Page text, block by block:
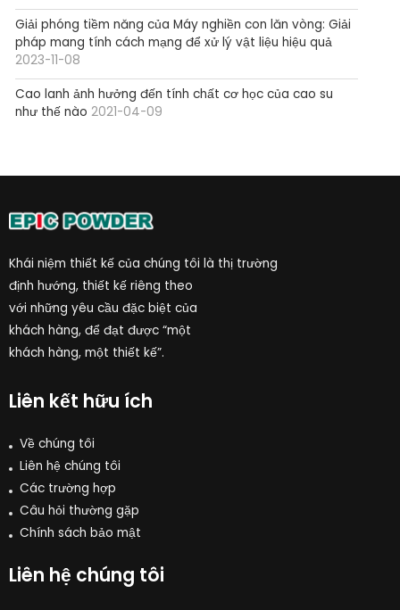
Giải phóng tiềm năng của Máy nghiền con lăn vòng: Giải
pháp mang tính cách mạng để xử lý vật liệu hiệu quả
2023-11-08
Cao lanh ảnh hưởng đến tính chất cơ học của cao su
như thế nào 2021-04-09
Khái niệm thiết kế của chúng tôi là thị trường
định hướng, thiết kế riêng theo
với những yêu cầu đặc biệt của
khách hàng, để đạt được “một
khách hàng, một thiết kế”.
Liên kết hữu ích
Về chúng tôi
Liên hệ chúng tôi
Các trường hợp
Câu hỏi thường gặp
Chính sách bảo mật
Liên hệ chúng tôi